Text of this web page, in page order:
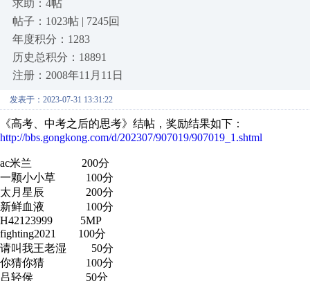
求助：4帖
帖子：1023帖 | 7245回
年度积分：1283
历史总积分：18891
注册：2008年11月11日
发表于：2023-07-31 13:31:22
《高考、中考之后的思考》结帖，奖励结果如下：
http://bbs.gongkong.com/d/202307/907019/907019_1.shtml
ac米兰 200分
一颗小小草 100分
太月星辰 200分
新鲜血液 100分
H42123999 5MP
fighting2021 100分
请叫我王老湿 50分
你猜你猜 100分
吕轻侯 50分